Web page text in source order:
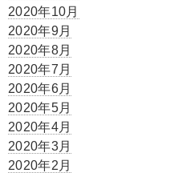
2020年10月
2020年9月
2020年8月
2020年7月
2020年6月
2020年5月
2020年4月
2020年3月
2020年2月